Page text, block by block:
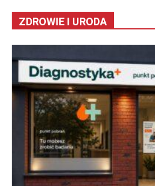
ZDROWIE I URODA